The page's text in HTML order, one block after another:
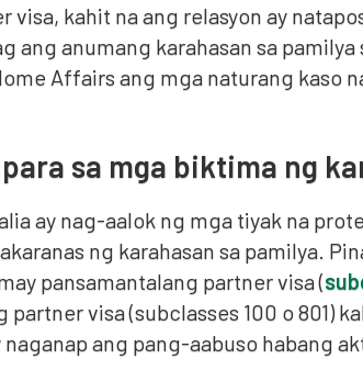
kahit na ang relasyon ay
ang anumang karahasan sa
Affairs ang mga naturang kaso
sa mga biktima ng
ay nag-aalok ng mga tiyak na
ng karahasan sa pamilya.
pansamantalang partner visa (
visa (subclasses 100 o 801)
naganap ang pang-aabuso habang